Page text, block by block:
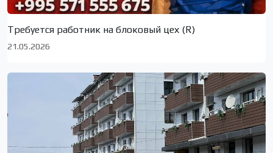
Требуется работник на блоковый цех (R)
21.05.2026